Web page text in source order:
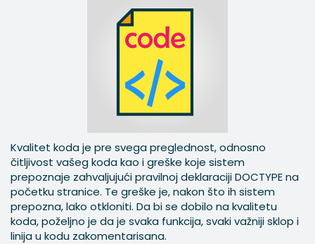
Kvalitet koda je pre svega preglednost, odnosno
čitljivost vašeg koda kao i greške koje sistem
prepoznaje zahvaljujući pravilnoj deklaraciji DOCTYPE na
početku stranice. Te greške je, nakon što ih sistem
prepozna, lako otkloniti. Da bi se dobilo na kvalitetu
koda, poželjno je da je svaka funkcija, svaki važniji sklop i
linija u kodu zakomentarisana.